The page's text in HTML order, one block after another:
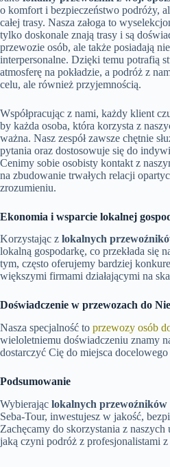
o komfort i bezpieczeństwo podróży,
całej trasy. Nasza załoga to
tylko doskonale znają trasy i są
przewozie osób, ale także posiadają
interpersonalne. Dzięki temu potrafią
atmosferę na pokładzie, a podróż z
celu, ale również przyjemnością.
Współpracując z nami, każdy klient
by każda osoba, która korzysta z
ważna. Nasz zespół zawsze chętnie
pytania oraz dostosowuje się do
Cenimy sobie osobisty kontakt z
na zbudowanie trwałych relacji
zrozumieniu.
Ekonomia i wsparcie lokalnej
Korzystając z lokalnych
lokalną gospodarkę, co przekłada się
tym, często oferujemy bardziej
większymi firmami działającymi na
Doświadczenie w przewozach do
Nasza specjalność to przewozy osób
wieloletniemu doświadczeniu znamy
dostarczyć Cię do miejsca
Podsumowanie
Wybierając lokalnych przewoźników
Seba-Tour, inwestujesz w jakość,
Zachęcamy do skorzystania z naszych
jaką czyni podróż z profesjonalistami